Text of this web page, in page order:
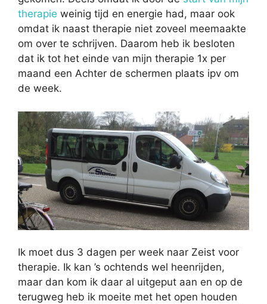
therapie weinig tijd en energie had, maar ook
omdat ik naast therapie niet zoveel meemaakte
om over te schrijven. Daarom heb ik besloten
dat ik tot het einde van mijn therapie 1x per
maand een Achter de schermen plaats ipv om
de week.
Ik moet dus 3 dagen per week naar Zeist voor
therapie. Ik kan ’s ochtends wel heenrijden,
maar dan kom ik daar al uitgeput aan en op de
terugweg heb ik moeite met het open houden